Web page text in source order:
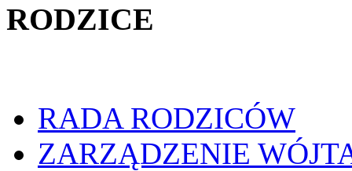
RODZICE
RADA RODZICÓW
ZARZĄDZENIE